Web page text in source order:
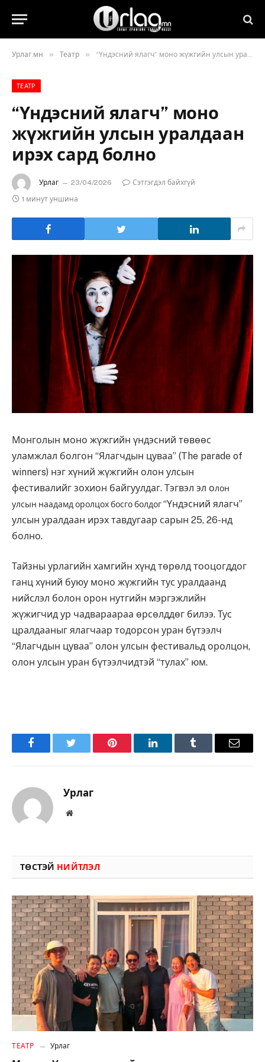
Урлаг.мн » Театр » “Үндэсний ялагч” моно жүжгийн улсын уралдаан ирэх сард болно
ТЕАТР
“Үндэсний ялагч” моно
жүжгийн улсын уралдаан
ирэх сард болно
Урлаг 23/04/2026
Сэтгэгдэл байхгүй
1 минут уншина
Монголын моно жүжгийн үндэсний төвөөс
уламжлал болгон “Ялагчдын цуваа” (The parade of
winners) нэг хүний жүжгийн олон улсын
фестивалийг зохион байгуулдаг. Тэгвэл эл олон
улсын наадамд оролцох босго болдог“Үндэсний ялагч”
улсын уралдаан ирэх тавдугаар сарын 25, 26-нд
болно.
Тайзны урлагийн хамгийн хүнд төрөлд тооцогддог
ганц хүний буюу моно жүжгийн тус уралдаанд
нийслэл болон орон нутгийн мэргэжлийн
жүжигчид ур чадвараараа өрсөлддөг билээ. Тус
цралдааныг ялагчаар тодорсон уран бүтээлч
“Ялагчдын цуваа” олон улсын фестивальд оролцон,
олон улсын уран бүтээлчидтэй “тулах” юм.
FacebookTwitter Pinterest LinkedInTumblr Имэйл
Урлаг
Вэбсайт
ТӨСТЭЙ НИЙТЛЭЛ
ТЕАТР Урлаг